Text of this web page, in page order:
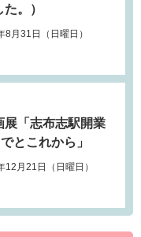
。）
月31日（日曜日）
展「志布志駅開業
これから」
月21日（日曜日）